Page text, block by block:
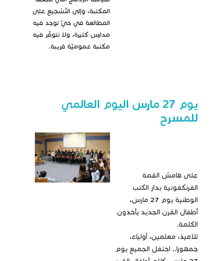
المكتبة، وإلى التّشجيع على
المطالعة في حيّ توجد فيه
مدارس كثيرة، ولا تتوفّر فيه
مكتبة عموميّة قريبة.
يوم 27 مارس اليوم العالمي
للمسرح
على هامش القمة
الفرنكفونية بدار الكتب
الوطنية يوم 27 مارس،
أطفال القرن الجديد يأخذون
الكلمة.
تلاميذ، معلمين، أولياء،
جمهورا.. احتفل الجميع يوم